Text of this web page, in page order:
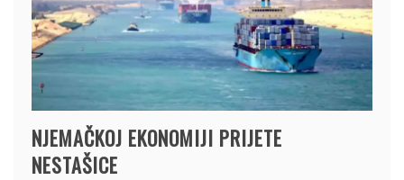
NJEMAČKOJ EKONOMIJI PRIJETE
NESTAŠICE